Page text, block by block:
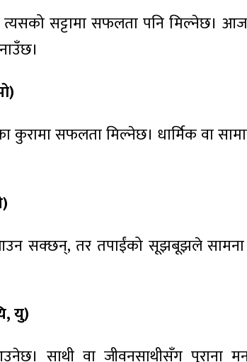
सट्टामा सफलता पनि मिल्नेछ।
कुरामा सफलता मिल्नेछ। धार्मिक वा
सक्छन्, तर तपाईंको सूझबूझले सामना
,यु)